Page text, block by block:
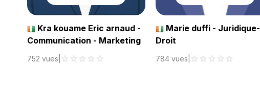
Kra kouame Eric arnaud -
Communication - Marketing
752 vues ☆ ☆ ☆ ☆ ☆
Marie duffi - Juridique-
Droit
784 vues ☆ ☆ ☆ ☆ ☆